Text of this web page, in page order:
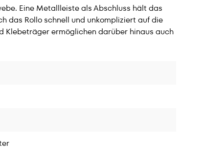
Eine Metallleiste als Abschluss hält das
das Rollo schnell und unkompliziert auf die
Klebeträger ermöglichen darüber hinaus auch